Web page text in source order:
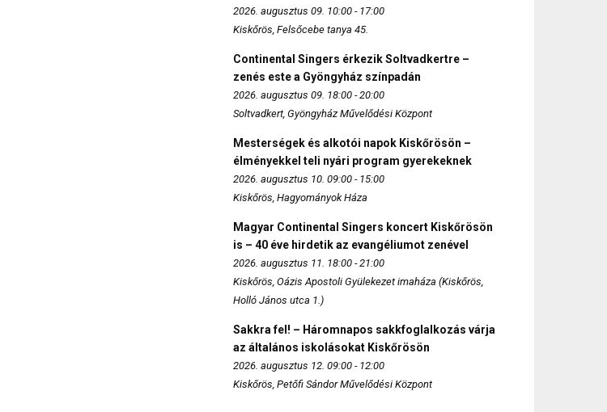
2026. augusztus 09. 10:00 - 17:00
Kiskőrös, Felsőcebe tanya 45.
Continental Singers érkezik Soltvadkertre –
zenés este a Gyöngyház színpadán
2026. augusztus 09. 18:00 - 20:00
Soltvadkert, Gyöngyház Művelődési Központ
Mesterségek és alkotói napok Kiskőrösön –
élményekkel teli nyári program gyerekeknek
2026. augusztus 10. 09:00 - 15:00
Kiskőrös, Hagyományok Háza
Magyar Continental Singers koncert Kiskőrösön
is – 40 éve hirdetik az evangéliumot zenével
2026. augusztus 11. 18:00 - 21:00
Kiskőrös, Oázis Apostoli Gyülekezet imaháza (Kiskőrös,
Holló János utca 1.)
Sakkra fel! – Háromnapos sakkfoglalkozás várja
az általános iskolásokat Kiskőrösön
2026. augusztus 12. 09:00 - 12:00
Kiskőrös, Petőfi Sándor Művelődési Központ